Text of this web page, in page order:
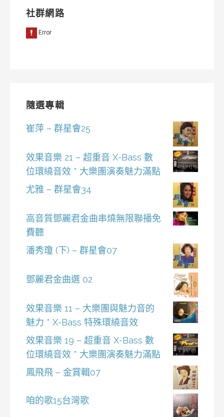
社群網路
隨選專輯
崔萍 – 群星會25
效果音樂 21 – 超重音 X-Bass 數
位環繞音效 * 大樂團演奏魅力滿點
尤雅 – 群星會34
高音質鄧麗君金曲串燒無限聯播免
費聽
潘秀瓊 (下) – 群星會07
鄧麗君金曲選 02
效果音樂 11 – 大樂團與魅力音的
魅力 * X-Bass 特殊環繞音效
效果音樂 19 – 超重音 X-Bass 數
位環繞音效 * 大樂團演奏魅力滿點
鳳飛飛 – 金賞輯07
咱的歌15台灣歌